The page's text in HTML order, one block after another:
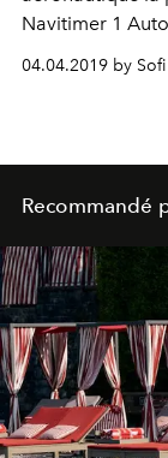
Navitimer 1
d’un garde-
04.04.2019 by
Recommandé